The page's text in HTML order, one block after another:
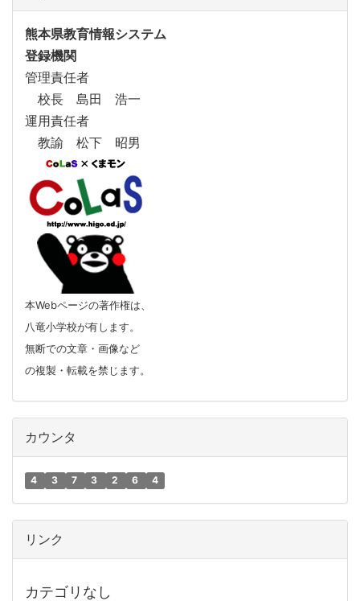
熊本県教育情報システム
登録機関
管理責任者
校長 島田 浩一
運用責任者
教諭 松下 昭男
本Webページの著作権は、
八竜小学校が有します。
無断での文章・画像など
の複製・転載を禁じます。
カウンタ
4 3 7 3 2 6 4
リンク
カテゴリなし